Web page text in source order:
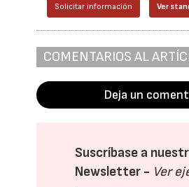
Solicitar información Ver
COMENTARIOS AL
Deja un
Suscríbase a
Newsletter - Ver